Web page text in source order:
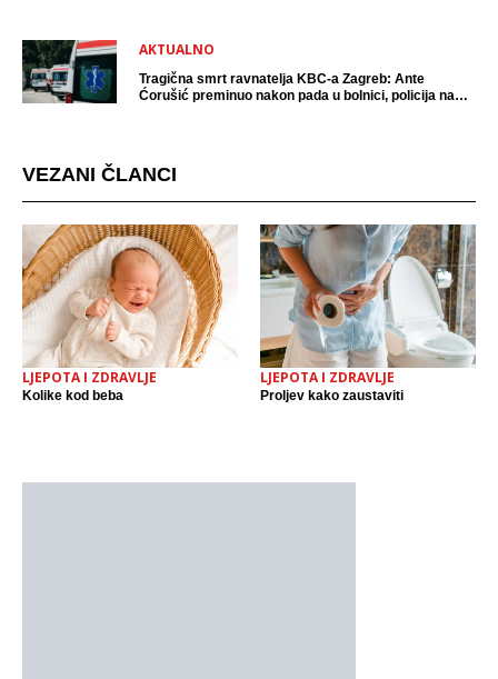
AKTUALNO
Tragična smrt ravnatelja KBC-a Zagreb: Ante
Ćorušić preminuo nakon pada u bolnici, policija na
VEZANI ČLANCI
LJEPOTA I ZDRAVLJE
Kolike kod beba
LJEPOTA I ZDRAVLJE
Proljev kako zaustaviti